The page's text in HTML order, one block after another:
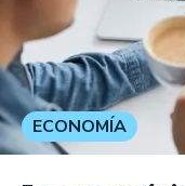
ECONOMÍA